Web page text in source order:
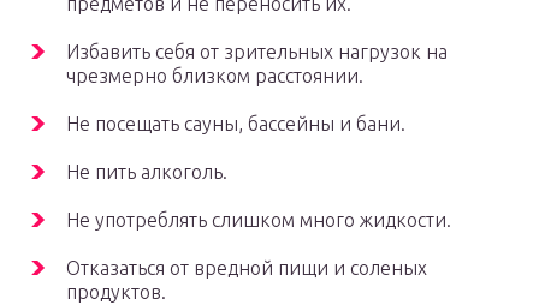
Избавить себя от зрительных нагрузок на
чрезмерно близком расстоянии.
Не посещать сауны, бассейны и бани.
Не пить алкоголь.
Не употреблять слишком много жидкости.
Отказаться от вредной пищи и соленых
продуктов.